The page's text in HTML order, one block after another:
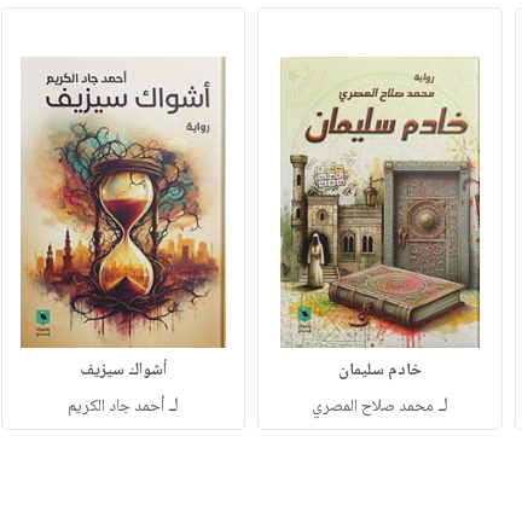
خادم سليمان
لـ محمد صلاح المصري
أشواك سيزيف
لـأحمد جاد الكريم